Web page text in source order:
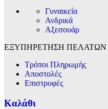
Γυναικεία
Ανδρικά
Αξεσουάρ
ΕΞΥΠΗΡΕΤΗΣΗ ΠΕΛΑΤΩΝ
Τρόποι Πληρωμής
Αποστολές
Επιστροφές
Καλάθι